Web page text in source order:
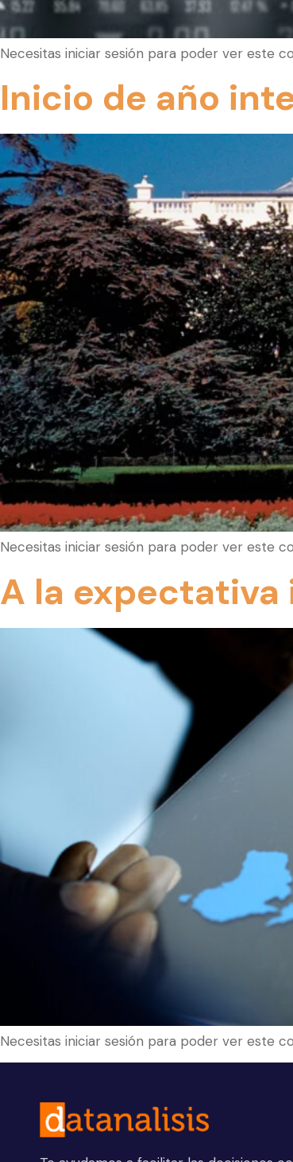
Necesitas iniciar sesión para poder ver este
Inicio de año
Necesitas iniciar sesión para poder ver este
A la
Necesitas iniciar sesión para poder ver este